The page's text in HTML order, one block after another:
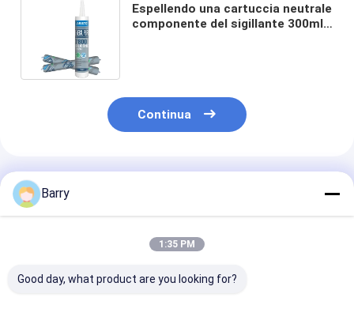
Espellendo una cartuccia neutrale
componente del sigillante 300ml
Continua
Prodotti Raccomandati
Barry
1:35 PM
Good day, what product are you looking for?